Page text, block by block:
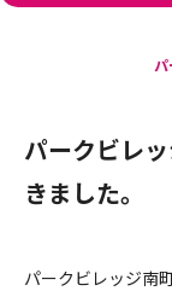
パークビレ
きました。
パークビレッジ南